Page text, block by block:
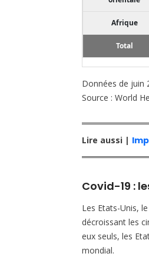
Afrique
Total
Données de juin
Source : World
Lire aussi |
Covid-19 :
Les Etats-Unis,
décroissant les
eux seuls, les
mondial.